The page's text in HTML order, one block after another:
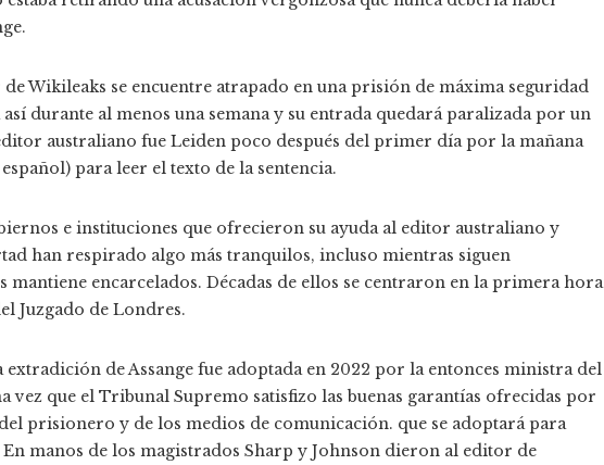
Wikileaks se encuentre atrapado en una prisión de máxima seguridad
durante al menos una semana y su entrada quedará paralizada por un
australiano fue Leiden poco después del primer día por la mañana
para leer el texto de la sentencia.
e instituciones que ofrecieron su ayuda al editor australiano y
han respirado algo más tranquilos, incluso mientras siguen
mantiene encarcelados. Décadas de ellos se centraron en la primera hora
Juzgado de Londres.
de Assange fue adoptada en 2022 por la entonces ministra del
que el Tribunal Supremo satisfizo las buenas garantías ofrecidas por
prisionero y de los medios de comunicación. que se adoptará para
manos de los magistrados Sharp y Johnson dieron al editor de